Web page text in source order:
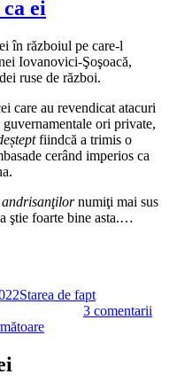
ţara
de
invadatori,
Cristoiu
îl
înfierează
din
mânie
ei
în războiul pe care-l
Iovanovici-Şoşoacă,
ruse de război.
care au revendicat atacuri
ori private,
fiindcă a trimis o
cerând imperios ca
andrisanţilornumiţi mai sus
ştie foarte bine asta.…
Starea de fapt
3 comentarii